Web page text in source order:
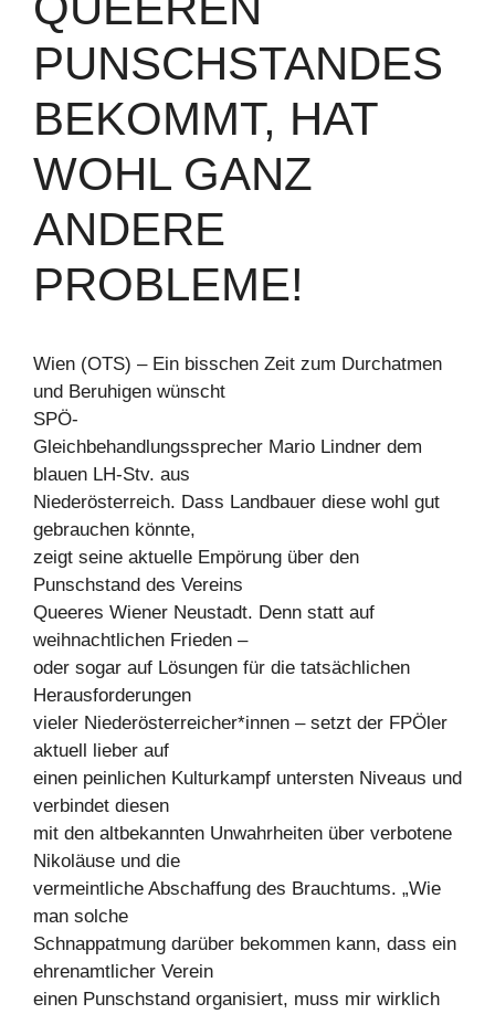
PUNSCHSTANDES
BEKOMMT, HAT
WOHL GANZ
ANDERE
PROBLEME!
Wien (OTS) – Ein bisschen Zeit zum Durchatmen
und Beruhigen wünscht
SPÖ-
Gleichbehandlungssprecher Mario Lindner dem
blauen LH-Stv. aus
Niederösterreich. Dass Landbauer diese wohl gut
gebrauchen könnte,
zeigt seine aktuelle Empörung über den
Punschstand des Vereins
Queeres Wiener Neustadt. Denn statt auf
weihnachtlichen Frieden –
oder sogar auf Lösungen für die tatsächlichen
Herausforderungen
vieler Niederösterreicher*innen – setzt der FPÖler
aktuell lieber auf
einen peinlichen Kulturkampf untersten Niveaus und
verbindet diesen
mit den altbekannten Unwahrheiten über verbotene
Nikoläuse und die
vermeintliche Abschaffung des Brauchtums. „Wie
man solche
Schnappatmung darüber bekommen kann, dass ein
ehrenamtlicher Verein
einen Punschstand organisiert, muss mir wirklich